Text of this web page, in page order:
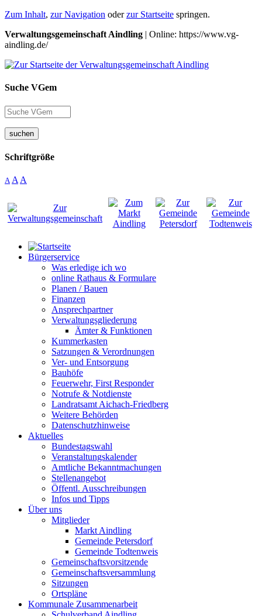
Zum Inhalt, zur Navigation oderzur Startseite springen.
Verwaltungsgemeinschaft Aindling | Online: https://www.vg-
aindling.de/
Suche VGem
suchen
Schriftgröße
A A A
Bürgerservice
Was erledige ich wo
online Rathaus & Formulare
Planen / Bauen
Finanzen
Ansprechpartner
Verwaltungsgliederung
Ämter & Funktionen
Kummerkasten
Satzungen & Verordnungen
Ver- und Entsorgung
Bauhöfe
Feuerwehr, First Responder
Notrufe & Notdienste
Landratsamt Aichach-Friedberg
Weitere Behörden
Datenschutzhinweise
Aktuelles
Bundestagswahl
Veranstaltungskalender
Amtliche Bekanntmachungen
Stellenangebot
Öffentl. Ausschreibungen
Infos und Tipps
Über uns
Mitglieder
Markt Aindling
Gemeinde Petersdorf
Gemeinde Todtenweis
Gemeinschaftsvorsitzende
Gemeinschaftsversammlung
Sitzungen
Ortspläne
Kommunale Zusammenarbeit